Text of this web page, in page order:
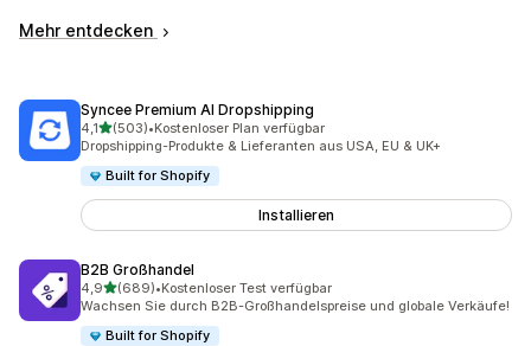
Mehr entdecken
Syncee Premium AI Dropshipping
4,1von 5 Sternen
(503)
503 Rezensionen insgesamt
•Kostenloser Plan verfügbar
Dropshipping-Produkte & Lieferanten aus USA, EU & UK+
Built for Shopify
Installieren
B2B Großhandel
4,9von 5 Sternen
(689)
689 Rezensionen insgesamt
•Kostenloser Test verfügbar
Wachsen Sie durch B2B-Großhandelspreise und globale Verkäufe!
Built for Shopify